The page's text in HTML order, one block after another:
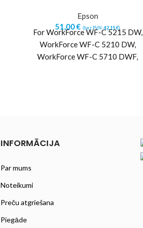
Epson
51,00€ (bez PVN:42,15€)
For WorkForce WF-C 5215 DW,
WorkForce WF-C 5210 DW,
WorkForce WF-C 5710 DWF,
INFORMĀCIJA
Par mums
Noteikumi
Preču atgriešana
Piegāde